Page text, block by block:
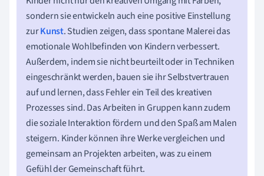
sondern sie entwickeln auch eine positive Einstellung
zurKunst. Studien zeigen, dass spontane Malerei das
emotionale Wohlbefinden von Kindern verbessert.
Außerdem, indem sie nicht beurteilt oder in Techniken
eingeschränkt werden, bauen sie ihr Selbstvertrauen
auf und lernen, dass Fehler ein Teil des kreativen
Prozesses sind. Das Arbeiten in Gruppen kann zudem
die soziale Interaktion fördern und den Spaß am Malen
steigern. Kinder können ihre Werke vergleichen und
gemeinsam an Projekten arbeiten, was zu einem
Gefühl der Gemeinschaft führt.